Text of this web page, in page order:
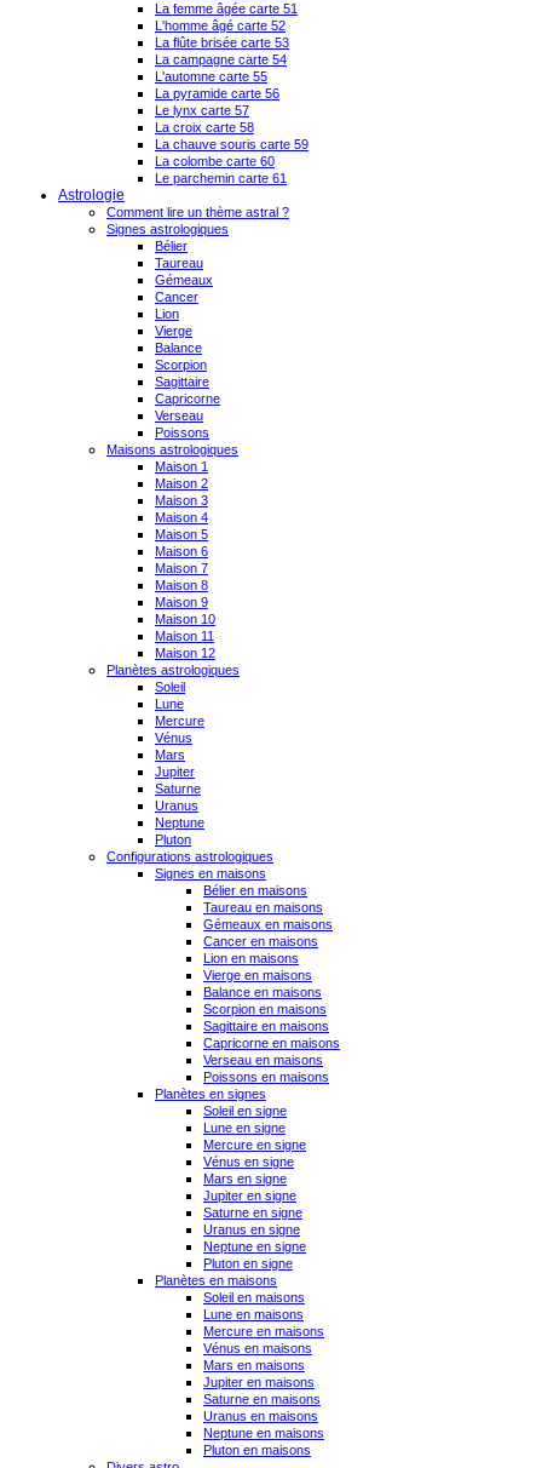
La femme âgée carte 51
L'homme âgé carte 52
La flûte brisée carte 53
La campagne carte 54
L'automne carte 55
La pyramide carte 56
Le lynx carte 57
La croix carte 58
La chauve souris carte 59
La colombe carte 60
Le parchemin carte 61
Astrologie
Comment lire un thème astral ?
Signes astrologiques
Bélier
Taureau
Gémeaux
Cancer
Lion
Vierge
Balance
Scorpion
Sagittaire
Capricorne
Verseau
Poissons
Maisons astrologiques
Maison 1
Maison 2
Maison 3
Maison 4
Maison 5
Maison 6
Maison 7
Maison 8
Maison 9
Maison 10
Maison 11
Maison 12
Planètes astrologiques
Soleil
Lune
Mercure
Vénus
Mars
Jupiter
Saturne
Uranus
Neptune
Pluton
Configurations astrologiques
Signes en maisons
Bélier en maisons
Taureau en maisons
Gémeaux en maisons
Cancer en maisons
Lion en maisons
Vierge en maisons
Balance en maisons
Scorpion en maisons
Sagittaire en maisons
Capricorne en maisons
Verseau en maisons
Poissons en maisons
Planètes en signes
Soleil en signe
Lune en signe
Mercure en signe
Vénus en signe
Mars en signe
Jupiter en signe
Saturne en signe
Uranus en signe
Neptune en signe
Pluton en signe
Planètes en maisons
Soleil en maisons
Lune en maisons
Mercure en maisons
Vénus en maisons
Mars en maisons
Jupiter en maisons
Saturne en maisons
Uranus en maisons
Neptune en maisons
Pluton en maisons